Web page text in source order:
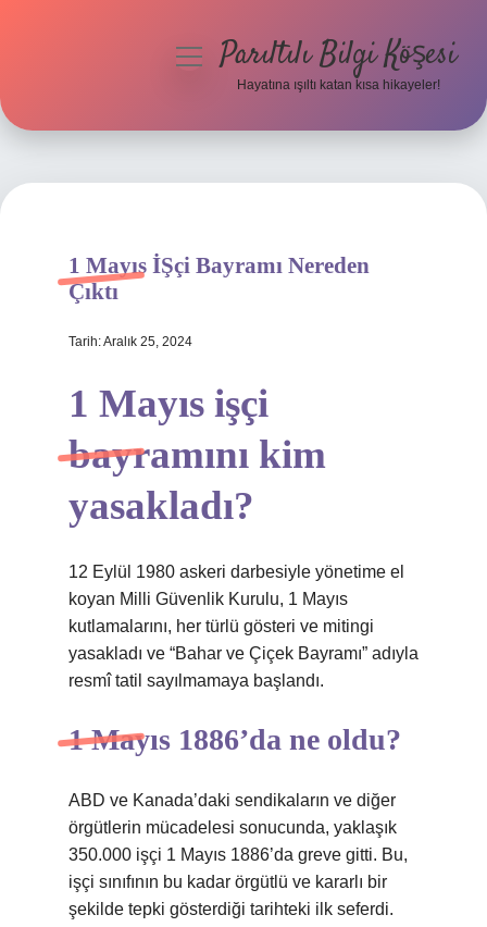
Hakkımızda
menüyüParıltılı Bilgi Köşesi
Hayatına ışıltı katan kısa hikayeler!
1 Mayıs İŞçi Bayramı Nereden
Çıktı
Tarih: Aralık 25, 2024
1 Mayıs işçi
bayramını kim
yasakladı?
12 Eylül 1980 askeri darbesiyle yönetime el
koyan Milli Güvenlik Kurulu, 1 Mayıs
kutlamalarını, her türlü gösteri ve mitingi
yasakladı ve “Bahar ve Çiçek Bayramı” adıyla
resmî tatil sayılmamaya başlandı.
1 Mayıs 1886’da ne oldu?
ABD ve Kanada’daki sendikaların ve diğer
örgütlerin mücadelesi sonucunda, yaklaşık
350.000 işçi 1 Mayıs 1886’da greve gitti. Bu,
işçi sınıfının bu kadar örgütlü ve kararlı bir
şekilde tepki gösterdiği tarihteki ilk seferdi.